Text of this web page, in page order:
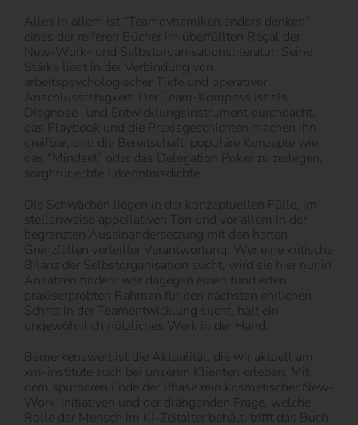
Alles in allem ist “Teamdynamiken anders denken”
eines der reiferen Bücher im überfüllten Regal der
New-Work- und Selbstorganisationsliteratur. Seine
Stärke liegt in der Verbindung von
arbeitspsychologischer Tiefe und operativer
Anschlussfähigkeit. Der Team-Kompass ist als
Diagnose- und Entwicklungsinstrument durchdacht,
das Playbook und die Praxisgeschichten machen ihn
greifbar, und die Bereitschaft, populäre Konzepte wie
das “Mindset” oder das Delegation Poker zu zerlegen,
sorgt für echte Erkenntnisdichte.
Die Schwächen liegen in der konzeptuellen Fülle, im
stellenweise appellativen Ton und vor allem in der
begrenzten Auseinandersetzung mit den harten
Grenzfällen verteilter Verantwortung. Wer eine kritische
Bilanz der Selbstorganisation sucht, wird sie hier nur in
Ansätzen finden; wer dagegen einen fundierten,
praxiserprobten Rahmen für den nächsten ehrlichen
Schritt in der Teamentwicklung sucht, hält ein
ungewöhnlich nützliches Werk in der Hand.
Bemerkenswert ist die Aktualität, die wir aktuell am
xm-institute auch bei unseren Klienten erleben: Mit
dem spürbaren Ende der Phase rein kosmetischer New-
Work-Initiativen und der drängenden Frage, welche
Rolle der Mensch im KI-Zeitalter behält, trifft das Buch